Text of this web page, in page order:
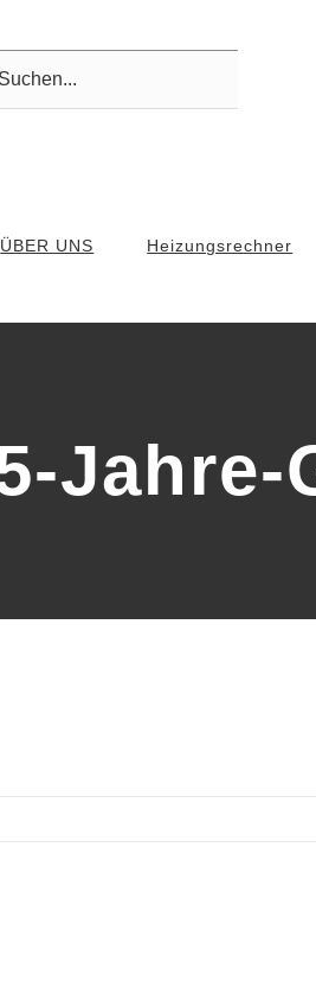
ÜBER UNS Heizungsrechner
Jahre-